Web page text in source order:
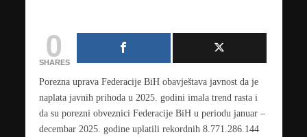
0
SHARES
Porezna uprava Federacije BiH obavještava javnost da je
naplata javnih prihoda u 2025. godini imala trend rasta i
da su porezni obveznici Federacije BiH u periodu januar –
decembar 2025. godine uplatili rekordnih 8.771.286.144